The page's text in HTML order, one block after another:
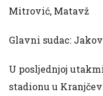
Mitrović, Matavž
Glavni sudac:
U posljednjoj
stadionu u